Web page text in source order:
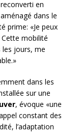
en
dans le
prime: «Je peux
mobilité
les jours, me
dans les
sur une
, évoque «une
constant des
l’adaptation